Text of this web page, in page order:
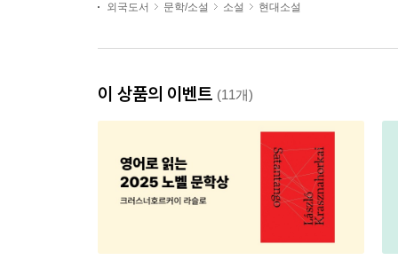
외국도서 문학/소설 소설 현대소설
이 상품의 이벤트 (11개)